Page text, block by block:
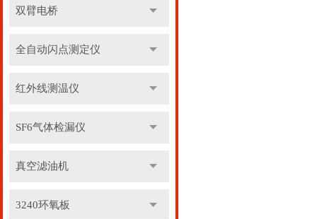
双臂电桥
全自动闪点测定仪
红外线测温仪
SF6气体检漏仪
真空滤油机
3240环氧板